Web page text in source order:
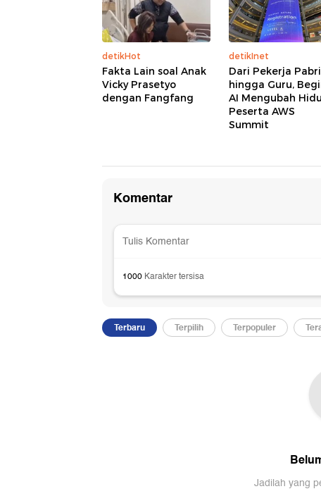
detikHot
Fakta Lain soal Anak
Vicky Prasetyo
dengan Fangfang
detikInet
Dari Pekerja
hingga Guru,
AI Mengubah
Peserta AWS
Summit